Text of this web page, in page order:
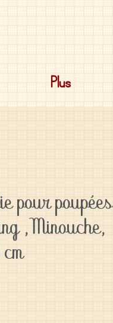
Plus
pour poupées
,Minouche,